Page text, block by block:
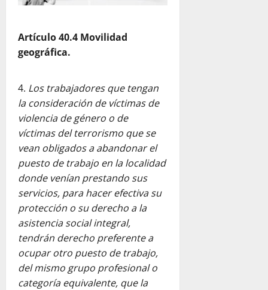
Artículo 40.4 Movilidad
geográfica.
Los trabajadores que tengan
la consideración de víctimas de
violencia de género o de
víctimas del terrorismo que se
vean obligados a abandonar el
puesto de trabajo en la localidad
donde venían prestando sus
servicios, para hacer efectiva su
protección o su derecho a la
asistencia social integral,
tendrán derecho preferente a
ocupar otro puesto de trabajo,
del mismo grupo profesional o
categoría equivalente, que la